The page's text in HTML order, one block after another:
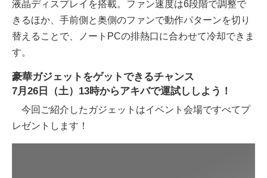
液晶ディスプレイを搭載。ファン速度は6段階で調整で
きるほか、手前側と奥側のファンで動作パターンを切り
替えることで、ノートPCの排熱口に合わせて冷却できま
す。
豪華ガジェットをゲットできるチャンス
7月26日（土）13時からアキバで運試ししよう！
今回ご紹介したガジェットはイベント会場ですべてプ
レゼントします！